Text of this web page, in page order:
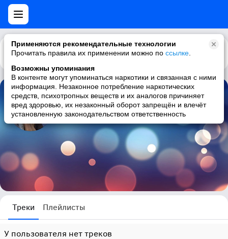
Применяются рекомендательные технологии
Прочитать правила их применении можно по ссылке
Возможны упоминания
В контенте могут упоминаться наркотики и связанная с ними
информация. Незаконное потребление наркотических
средств, психотропных веществ и их аналогов причиняет
вред здоровью, их незаконный оборот запрещён и влечёт
установленную законодательством ответственность
Каталог Рекомендации
Ирина Кусина
0 треков
Треки Плейлисты
У пользователя нет треков